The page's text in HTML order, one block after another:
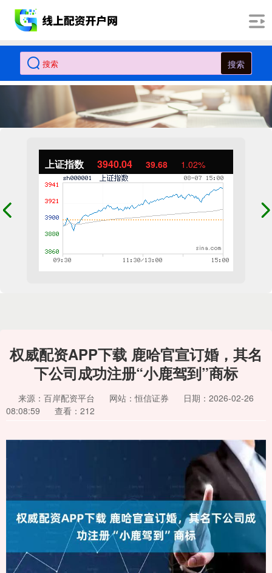
搜索
上证指数 3940.04 39.68 1.02%
权威配资APP下载 鹿哈官宣订婚，其名
下公司成功注册“小鹿驾到”商标
来源：百岸配资平台 网站：恒信证券
日期：2026-02-26
08:08:59
查看：212